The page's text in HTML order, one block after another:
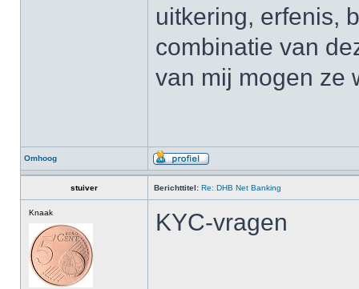
uitkering, erfenis,
combinatie van
van mij mogen ze
Omhoog
stuiver Berichttitel: Re: DHB Net Banking
Knaak KYC-vragen